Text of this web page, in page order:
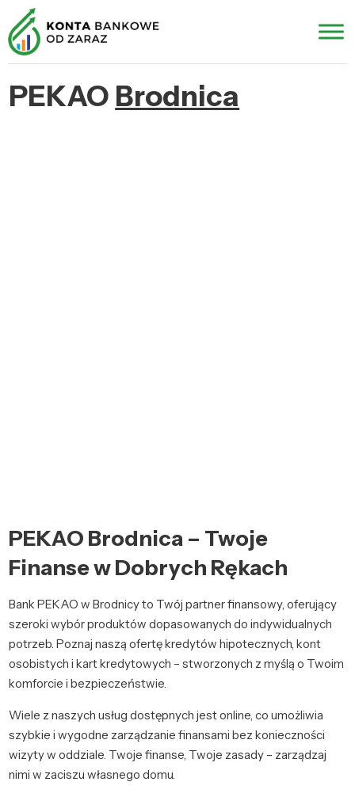
PEKAO Brodnica
PEKAO Brodnica – Twoje
Finanse w Dobrych Rękach
Bank PEKAO w Brodnicy to Twój partner finansowy, oferujący
szeroki wybór produktów dopasowanych do indywidualnych
potrzeb. Poznaj naszą ofertę kredytów hipotecznych, kont
osobistych i kart kredytowych – stworzonych z myślą o Twoim
komforcie i bezpieczeństwie.
Wiele z naszych usług dostępnych jest online, co umożliwia
szybkie i wygodne zarządzanie finansami bez konieczności
wizyty w oddziale. Twoje finanse, Twoje zasady – zarządzaj
nimi w zaciszu własnego domu.